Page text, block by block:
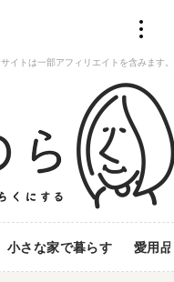
サイトは一部アフィリエイトを含みます。
小さな家で暮らす 愛用品